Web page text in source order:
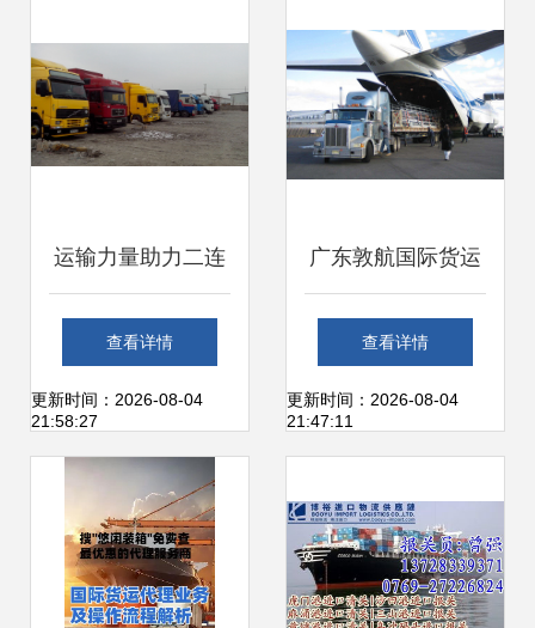
运输力量助力二连
浩特——北京跃瑞
的优势与发展
查看详情
更新时间：2026-08-04
21:58:27
广东敦航国际货运
代理 专业全球化物
流的最优方案
查看详情
更新时间：2026-08-04
21:47:11